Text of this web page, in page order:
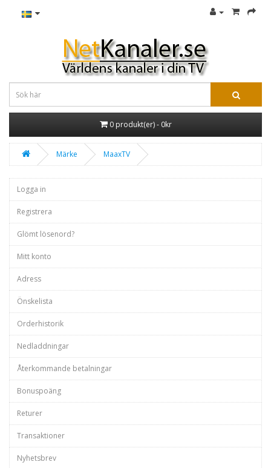
0 produkt(er) - 0kr
Märke MaaxTV
Logga in
Registrera
Glömt lösenord?
Mitt konto
Adress
Önskelista
Orderhistorik
Nedladdningar
Återkommande betalningar
Bonuspoäng
Returer
Transaktioner
Nyhetsbrev